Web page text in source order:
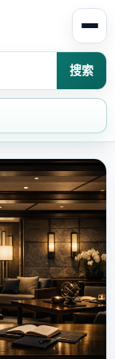
搜索